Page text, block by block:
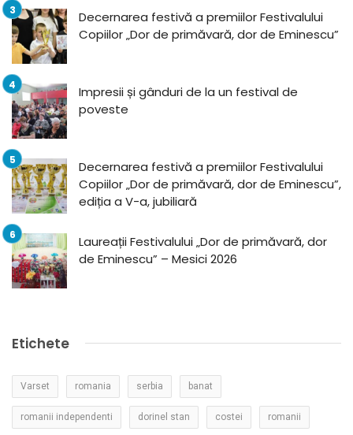
Decernarea festivă a premiilor Festivalului
Copiilor „Dor de primăvară, dor de Eminescu”
Impresii și gânduri de la un festival de
poveste
Decernarea festivă a premiilor Festivalului
Copiilor „Dor de primăvară, dor de Eminescu”,
ediția a V-a, jubiliară
Laureații Festivalului „Dor de primăvară, dor
de Eminescu” – Mesici 2026
Etichete
Varset romania serbia banat
romanii independenti dorinel stan costei romanii